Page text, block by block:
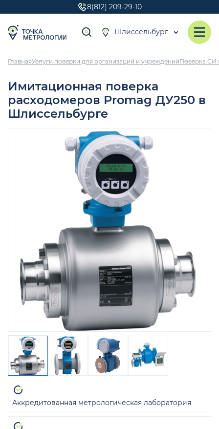
8(812) 209-29-10
Шлиссельбург
ГлавнаяУслуги поверки для организаций и учрежденийПоверка СИ
Имитационная поверка
расходомеров Promag ДУ250 в
Шлиссельбурге
Аккредитованная метрологическая лаборатория